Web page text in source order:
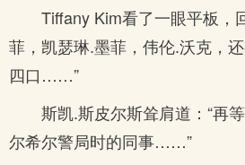
Tiffany Kim看了一眼平板，
菲，凯瑟琳.墨菲，伟伦.沃克，
四口……”
斯凯.斯皮尔斯耸肩道：“再
尔希尔警局时的同事……”